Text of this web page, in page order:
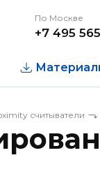
По Москве
+7 495
считыватели